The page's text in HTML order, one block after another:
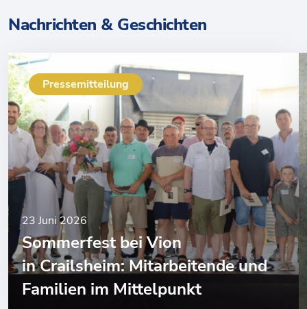
Nachrichten & Geschichten
Pressemitteilung
23 Juni 2026
Sommerfest bei Vion
in Crailsheim: Mitarbeitende und
Familien im Mittelpunkt